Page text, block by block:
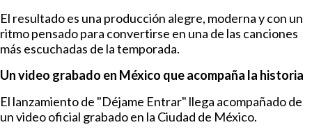
El resultado es una producción alegre, moderna y con un
ritmo pensado para convertirse en una de las canciones
más escuchadas de la temporada.
Un video grabado en México que acompaña la historia
El lanzamiento de "Déjame Entrar" llega acompañado de
un video oficial grabado en la Ciudad de México.